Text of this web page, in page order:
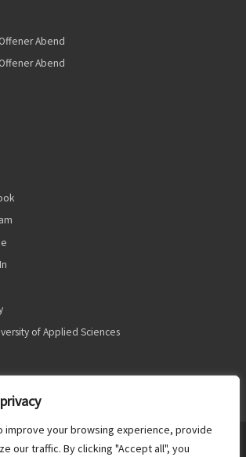
improve your browsing experience, provide
our traffic. By clicking "Accept all", you
Offener Abend
Offener Abend
of Applied Sciences
FabLab– Alle Rechte vorbehalten